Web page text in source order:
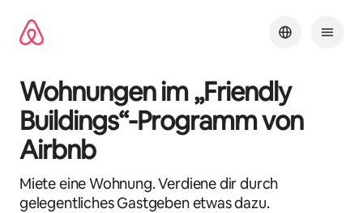
Inhalten
springen
Wohnungen im „Friendly
Buildings“-Programm von
Airbnb
Miete eine Wohnung. Verdiene dir durch
gelegentliches Gastgeben etwas dazu.